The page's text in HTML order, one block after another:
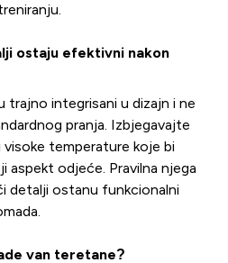
ostaju efektivni nakon
trajno integrisani u dizajn i ne
pranja. Izbjegavajte
temperature koje bi
aspekt odjeće. Pravilna njega
detalji ostanu funkcionalni
van teretane?